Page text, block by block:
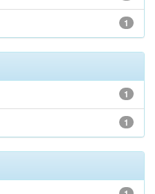
1
1
1